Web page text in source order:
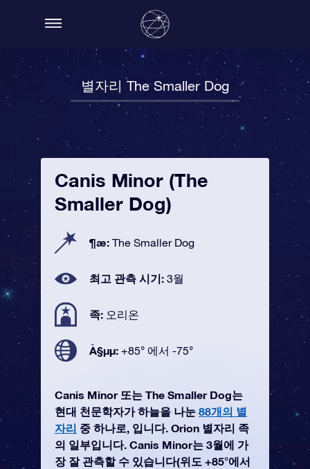
별자리 The Smaller Dog
Canis Minor (The
Smaller Dog)
¶æ: The Smaller Dog
최고 관측 시기: 3월
족: 오리온
À§µµ: +85° 에서 -75°
Canis Minor 또는 The Smaller Dog는
현대 천문학자가 하늘을 나눈 88개의 별
자리 중 하나로, 입니다. Orion 별자리 족
의 일부입니다. Canis Minor는 3월에 가
장 잘 관측할 수 있습니다(위도 +85°에서